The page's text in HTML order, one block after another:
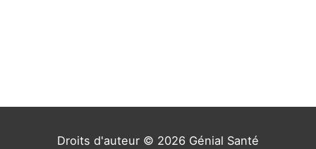
Droits d'auteur © 2026 Génial Santé